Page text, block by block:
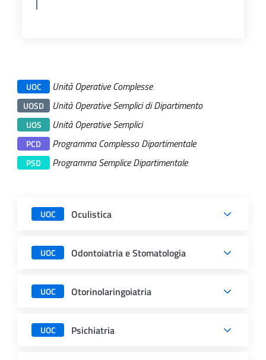
UOC Unità Operative Complesse
UOSD Unità Operative Semplici di Dipartimento
UOS Unità Operative Semplici
PCD Programma Complesso Dipartimentale
PSD Programma Semplice Dipartimentale
UOC Oculistica
UOC Odontoiatria e Stomatologia
UOC Otorinolaringoiatria
UOC Psichiatria